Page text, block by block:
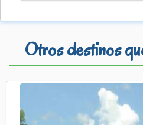
Otros destinos